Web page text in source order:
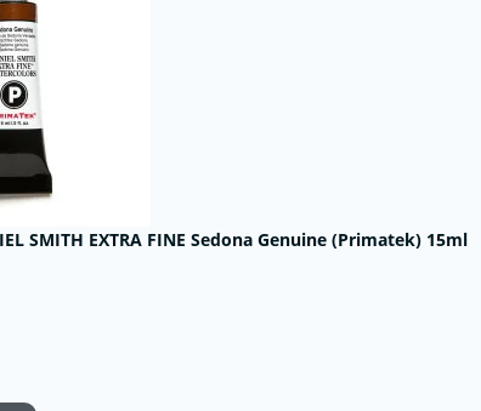
SMITH EXTRA FINE Sedona Genuine (Primatek) 15ml